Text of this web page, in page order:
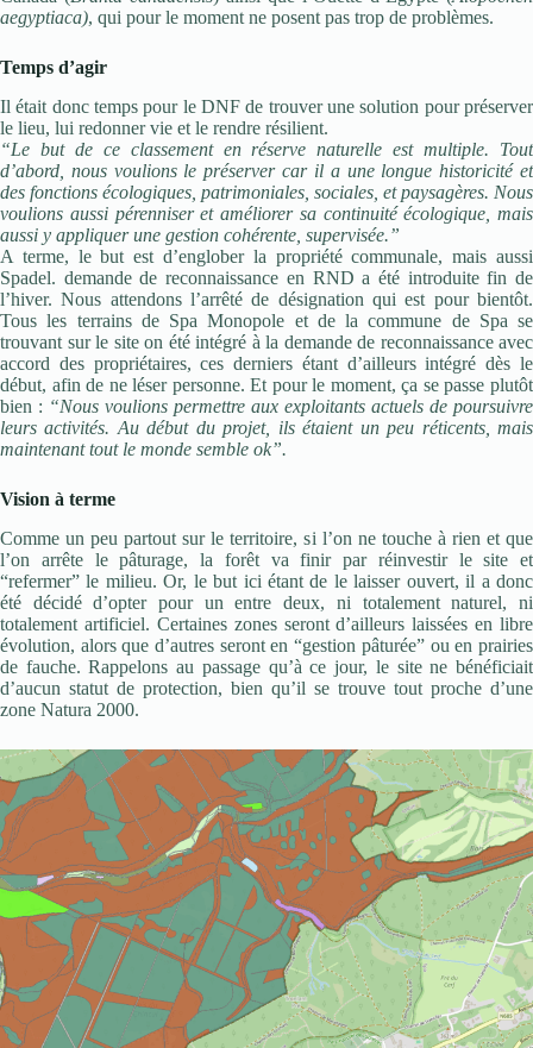
aegyptiaca), qui pour le moment ne posent pas trop de problèmes.
Temps d’agir
Il était donc temps pour le DNF de trouver une solution pour préserver
le lieu, lui redonner vie et le rendre résilient.
“Le but de ce classement en réserve naturelle est multiple. Tout
d’abord, nous voulions le préserver car il a une longue historicité et
des fonctions écologiques, patrimoniales, sociales, et paysagères. Nous
voulions aussi pérenniser et améliorer sa continuité écologique, mais
aussi y appliquer une gestion cohérente, supervisée.”
A terme, le but est d’englober la propriété communale, mais aussi
Spadel. demande de reconnaissance en RND a été introduite fin de
l’hiver. Nous attendons l’arrêté de désignation qui est pour bientôt.
Tous les terrains de Spa Monopole et de la commune de Spa se
trouvant sur le site on été intégré à la demande de reconnaissance avec
accord des propriétaires, ces derniers étant d’ailleurs intégré dès le
début, afin de ne léser personne. Et pour le moment, ça se passe plutôt
bien : “Nous voulions permettre aux exploitants actuels de poursuivre
leurs activités. Au début du projet, ils étaient un peu réticents, mais
maintenant tout le monde semble ok”.
Vision à terme
Comme un peu partout sur le territoire, si l’on ne touche à rien et que
l’on arrête le pâturage, la forêt va finir par réinvestir le site et
“refermer” le milieu. Or, le but ici étant de le laisser ouvert, il a donc
été décidé d’opter pour un entre deux, ni totalement naturel, ni
totalement artificiel. Certaines zones seront d’ailleurs laissées en libre
évolution, alors que d’autres seront en “gestion pâturée” ou en prairies
de fauche. Rappelons au passage qu’à ce jour, le site ne bénéficiait
d’aucun statut de protection, bien qu’il se trouve tout proche d’une
zone Natura 2000.